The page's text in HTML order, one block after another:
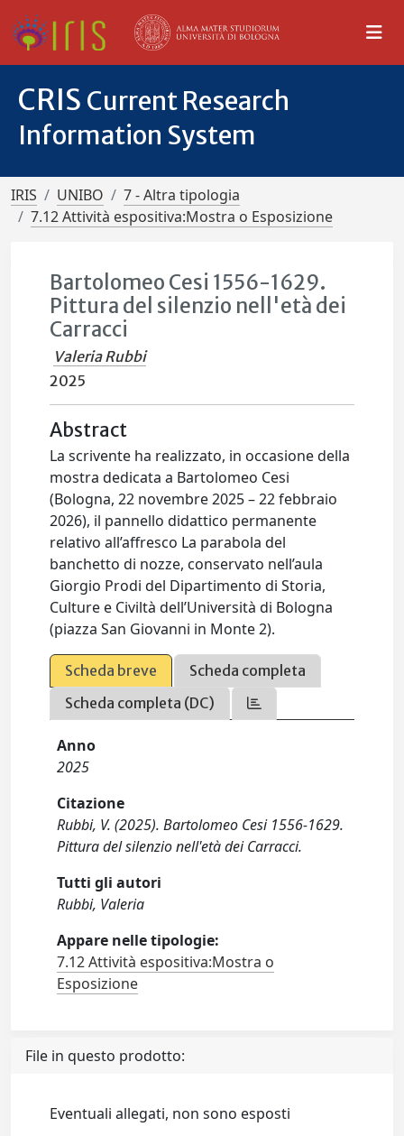
CRIS Current Research
Information System
IRIS UNIBO
7 - Altra tipologia
7.12 Attività espositiva:Mostra o Esposizione
Bartolomeo Cesi 1556-1629.
Pittura del silenzio nell'età dei
Carracci
Valeria Rubbi
2025
Abstract
La scrivente ha realizzato, in occasione della
mostra dedicata a Bartolomeo Cesi
(Bologna, 22 novembre 2025 – 22 febbraio
2026), il pannello didattico permanente
relativo all’affresco La parabola del
banchetto di nozze, conservato nell’aula
Giorgio Prodi del Dipartimento di Storia,
Culture e Civiltà dell’Università di Bologna
(piazza San Giovanni in Monte 2).
Scheda breve
Scheda completa
Scheda completa (DC)
Anno
2025
Citazione
Rubbi, V. (2025). Bartolomeo Cesi 1556-1629.
Pittura del silenzio nell'età dei Carracci.
Tutti gli autori
Rubbi, Valeria
Appare nelle tipologie:
7.12 Attività espositiva:Mostra o
Esposizione
File in questo prodotto:
Eventuali allegati, non sono esposti